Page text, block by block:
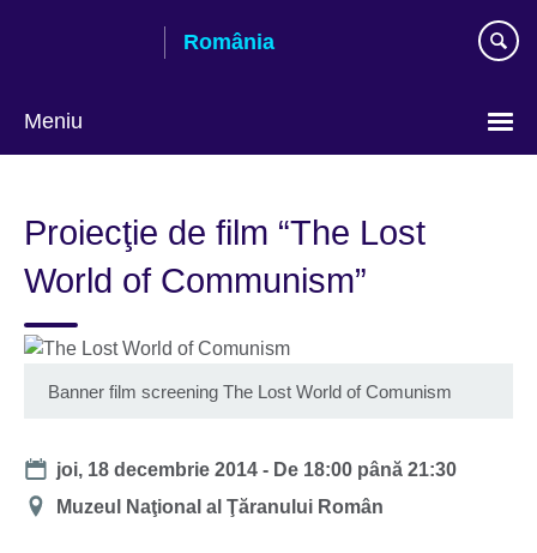
România
Meniu
Proiecţie de film “The Lost
World of Communism”
Banner film screening The Lost World of Comunism
Date
joi, 18 decembrie 2014 - De 18:00 până21:30
Locație
Muzeul Naţional al Ţăranului Român